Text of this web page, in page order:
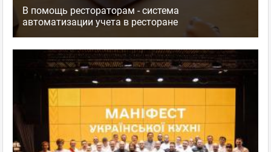
В помощь рестораторам - система
автоматизации учета в ресторане